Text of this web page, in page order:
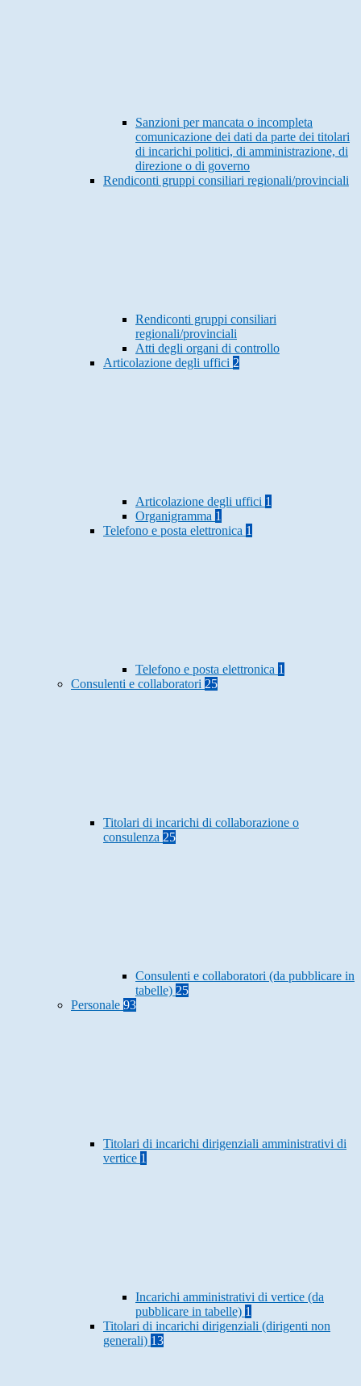
Sanzioni per mancata o incompleta
comunicazione dei dati da parte dei titolari
di incarichi politici, di amministrazione, di
direzione o di governo
Rendiconti gruppi consiliari regionali/provinciali
Rendiconti gruppi consiliari
regionali/provinciali
Atti degli organi di controllo
Articolazione degli uffici 2
Articolazione degli uffici 1
Organigramma 1
Telefono e posta elettronica 1
Telefono e posta elettronica 1
Consulenti e collaboratori 25
Titolari di incarichi di collaborazione o
consulenza 25
Consulenti e collaboratori (da pubblicare in
tabelle) 25
Personale 93
Titolari di incarichi dirigenziali amministrativi di
vertice 1
Incarichi amministrativi di vertice (da
pubblicare in tabelle) 1
Titolari di incarichi dirigenziali (dirigenti non
generali) 13